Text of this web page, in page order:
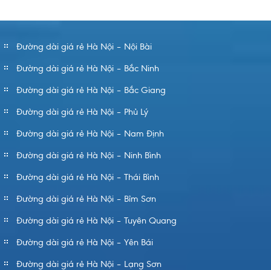
Đường dài giá rẻ Hà Nội – Nội Bài
Đường dài giá rẻ Hà Nội – Bắc Ninh
Đường dài giá rẻ Hà Nội – Bắc Giang
Đường dài giá rẻ Hà Nội – Phủ Lý
Đường dài giá rẻ Hà Nội – Nam Định
Đường dài giá rẻ Hà Nội – Ninh Bình
Đường dài giá rẻ Hà Nội – Thái Bình
Đường dài giá rẻ Hà Nội – Bỉm Sơn
Đường dài giá rẻ Hà Nội – Tuyên Quang
Đường dài giá rẻ Hà Nội – Yên Bái
Đường dài giá rẻ Hà Nội – Lạng Sơn